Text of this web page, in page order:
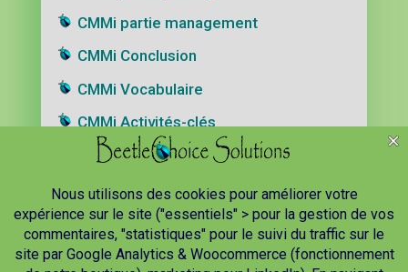
CMMi partie management
CMMi Conclusion
CMMi Vocabulaire
CMMi Activités-clés
CMMi Mots-clés